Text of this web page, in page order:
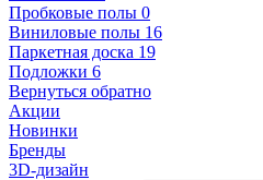
Пробковые полы 0
Виниловые полы 16
Паркетная доска 19
Подложки 6
Вернуться обратно
Акции
Новинки
Бренды
3D-дизайн